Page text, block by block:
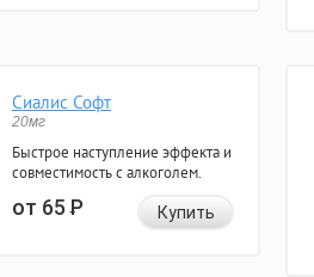
Сиалис Софт
20мг
Быстрое наступление эффекта и
совместимость с алкоголем.
от 65Р Купить